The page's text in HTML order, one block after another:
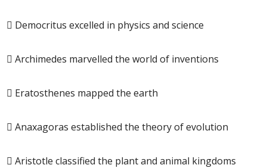
 Democritus excelled in physics and science
 Archimedes marvelled the world of inventions
 Eratosthenes mapped the earth
 Anaxagoras established the theory of evolution
 Aristotle classified the plant and animal kingdoms